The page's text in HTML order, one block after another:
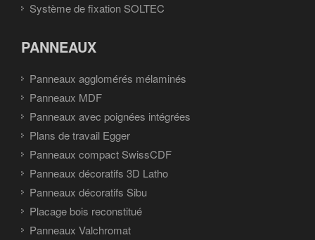
Système de fixation SOLTEC
PANNEAUX
Panneaux agglomérés mélaminés
Panneaux MDF
Panneaux avec poignées intégrées
Plans de travail Egger
Panneaux compact SwissCDF
Panneaux décoratifs 3D Latho
Panneaux décoratifs Sibu
Placage bois reconstitué
Panneaux Valchromat